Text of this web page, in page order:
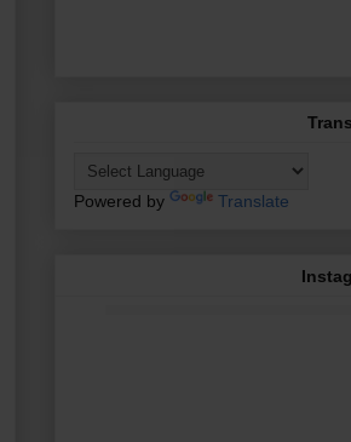
Powered by Translate